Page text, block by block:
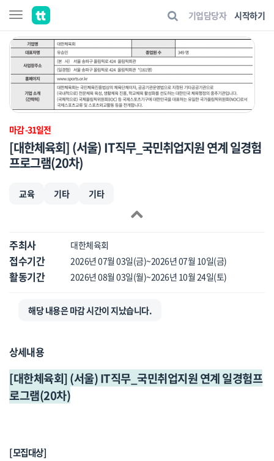
기업담당자 시작하기
마감 -31일전
[대한체육회] (서울) IT직무_국민취업지원 연계 일경험
프로그램(20차)
교육 기타 기타
주최사 대한체육회
접수기간 2026년 07월 03일(금)~2026년 07월 10일(금)
활동기간 2026년 08월 03일(월)~2026년 10월 24일(토)
해당 내용은 마감 시간이 지났습니다.
상세내용
[대한체육회] (서울) IT직무_국민취업지원 연계 일경험프
로그램(20차)
[모집대상]